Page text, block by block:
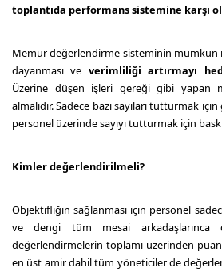
toplantıda performans sistemine karşı
Memur değerlendirme sisteminin mümkün
dayanması ve verimliliği artırmayı
Üzerine düşen işleri gereği gibi yapan
almalıdır. Sadece bazı sayıları tutturmak
personel üzerinde sayıyı tutturmak için
Kimler değerlendirilmeli?
Objektifliğin sağlanması için personel
ve dengi tüm mesai arkadaşlarınca
değerlendirmelerin toplamı üzerinden puan
en üst amir dahil tüm yöneticiler de